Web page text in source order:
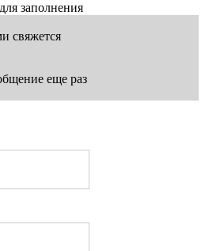
заполнения
свяжется
еще раз